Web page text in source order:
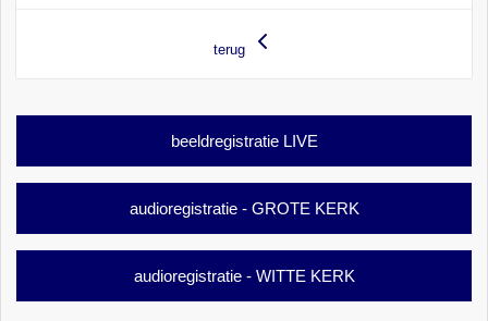
terug
beeldregistratie LIVE
audioregistratie - GROTE KERK
audioregistratie - WITTE KERK